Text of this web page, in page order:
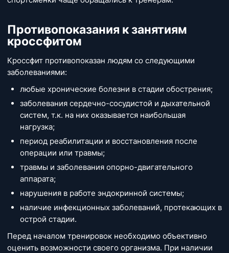
Противопоказания к занятиям
кроссфитом
Кроссфит противопоказан людям со следующими
заболеваниями:
любые хронические болезни в стадии обострения;
заболевания сердечно-сосудистой и дыхательной
систем, т.к. на них оказывается наибольшая
нагрузка;
период реабилитации и восстановления после
операции или травмы;
травмы и заболевания опорно-двигательного
аппарата;
нарушения в работе эндокринной системы;
наличие инфекционных заболеваний, протекающих в
острой стадии.
Перед началом тренировок необходимо объективно
оценить возможности своего организма. При наличии